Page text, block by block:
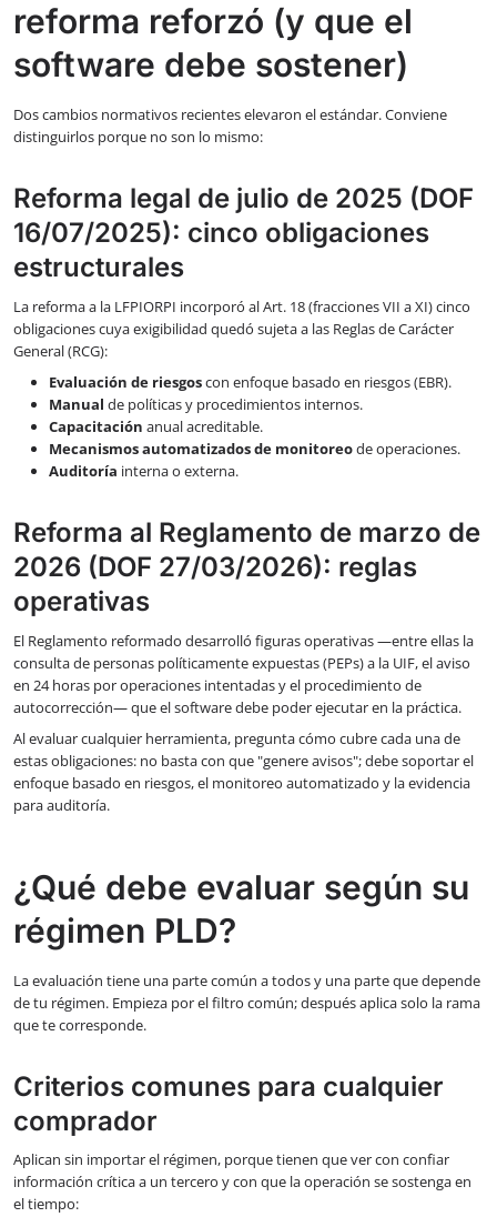
reforma reforzó (y que el
software debe sostener)
Dos cambios normativos recientes elevaron el estándar. Conviene
distinguirlos porque no son lo mismo:
Reforma legal de julio de 2025 (DOF
16/07/2025): cinco obligaciones
estructurales
La reforma a la LFPIORPI incorporó al Art. 18 (fracciones VII a XI) cinco
obligaciones cuya exigibilidad quedó sujeta a las Reglas de Carácter
General (RCG):
Evaluación de riesgoscon enfoque basado en riesgos (EBR).
Manual de políticas y procedimientos internos.
Capacitación anual acreditable.
Mecanismos automatizados de monitoreode operaciones.
Auditoría interna o externa.
Reforma al Reglamento de marzo de
2026 (DOF 27/03/2026): reglas
operativas
El Reglamento reformado desarrolló figuras operativas —entre ellas la
consulta de personas políticamente expuestas (PEPs) a la UIF, el aviso
en 24 horas por operaciones intentadas y el procedimiento de
autocorrección— que el software debe poder ejecutar en la práctica.
Al evaluar cualquier herramienta, pregunta cómo cubre cada una de
estas obligaciones: no basta con que "genere avisos"; debe soportar el
enfoque basado en riesgos, el monitoreo automatizado y la evidencia
para auditoría.
¿Qué debe evaluar según su
régimen PLD?
La evaluación tiene una parte común a todos y una parte que depende
de tu régimen. Empieza por el filtro común; después aplica solo la rama
que te corresponde.
Criterios comunes para cualquier
comprador
Aplican sin importar el régimen, porque tienen que ver con confiar
información crítica a un tercero y con que la operación se sostenga en
el tiempo: